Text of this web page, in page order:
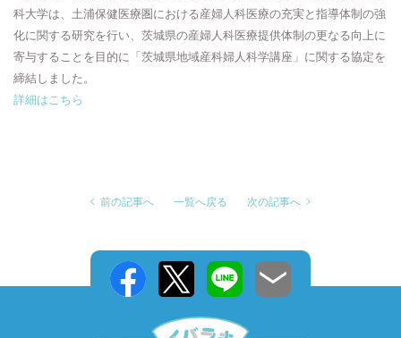
科大学は、土浦保健医療圏における産婦人科医療の充実と指導体制の強
化に関する研究を行い、茨城県の産婦人科医療提供体制の更なる向上に
寄与することを目的に「茨城県地域産科婦人科学講座」に関する協定を
締結しました。
詳細はこちら
前の記事へ 一覧へ戻る 次の記事へ